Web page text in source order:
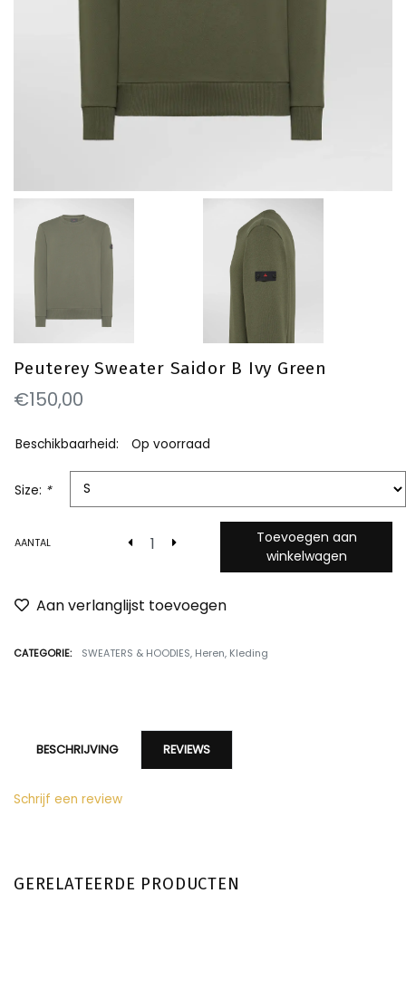
Peuterey Sweater Saidor B Ivy Green
€150,00
Beschikbaarheid: Op voorraad
Size: *
AANTAL
Toevoegen aan
winkelwagen
Aan verlanglijst toevoegen
CATEGORIE: SWEATERS & HOODIES, Heren, Kleding
BESCHRIJVING REVIEWS
Schrijf een review
GERELATEERDE PRODUCTEN